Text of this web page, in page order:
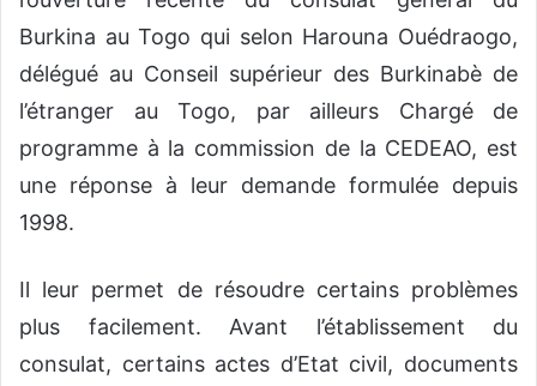
Burkina au Togo qui selon Harouna Ouédraogo,
délégué au Conseil supérieur des Burkinabè de
l’étranger au Togo, par ailleurs Chargé de
programme à la commission de la CEDEAO, est
une réponse à leur demande formulée depuis
1998.
Il leur permet de résoudre certains problèmes
plus facilement. Avant l’établissement du
consulat, certains actes d’Etat civil, documents